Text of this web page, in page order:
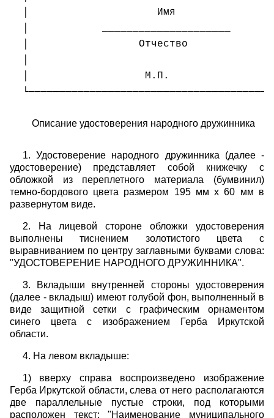
│                     Имя
│                  Отчество
│                   М.П.
Описание удостоверения народного дружинника
1. Удостоверение народного дружинника (далее -
удостоверение) представляет собой книжечку с
обложкой из переплетного материала (бумвинил)
темно-бордового цвета размером 195 мм x 60 мм в
развернутом виде.
2. На лицевой стороне обложки удостоверения
выполнены тиснением золотистого цвета с
выравниванием по центру заглавными буквами слова:
"УДОСТОВЕРЕНИЕ НАРОДНОГО ДРУЖИННИКА".
3. Вкладыши внутренней стороны удостоверения
(далее - вкладыш) имеют голубой фон, выполненный в
виде защитной сетки с графическим орнаментом
синего цвета с изображением Герба Иркутской
области.
4. На левом вкладыше:
1) вверху справа воспроизведено изображение
Герба Иркутской области, слева от него располагаются
две параллельные пустые строки, под которыми
расположен текст: "Наименование муниципального